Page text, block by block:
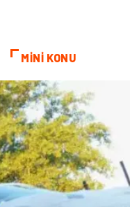
Bakım
Sağlık Haberleri
Spor Malzemeleri
MİNİ KONU